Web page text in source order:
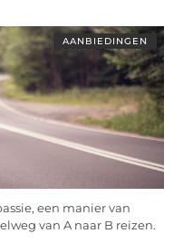
AANBIEDINGEN
een manier van
van A naar B reizen.